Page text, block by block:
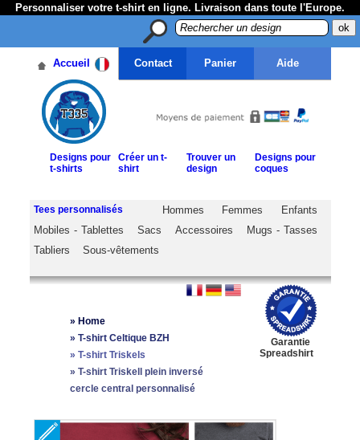
Personnaliser votre t-shirt en ligne. Livraison dans toute l'Europe.
Accueil Contact Panier Aide
Designs pour
t-shirts
Créer un t-
shirt
Trouver un
design
Designs pour
coques
Tees personnalisés Hommes Femmes
Enfants
Mobiles - Tablettes
Sacs Accessoires
Mugs - Tasses
Tabliers
Sous-vêtements
Garantie
Spreadshirt
» Home
» T-shirt Celtique BZH
» T-shirt Triskels
» T-shirt Triskell plein inversé
cercle central personnalisé